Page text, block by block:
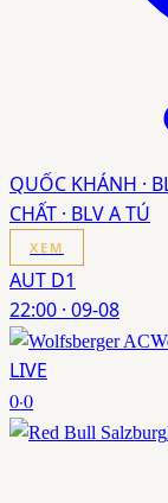
QUỐC KHÁNH ·
CHẤT · BLV A TÚ
XEM
AUT D1
22:00 · 09-08
LIVE
0·0